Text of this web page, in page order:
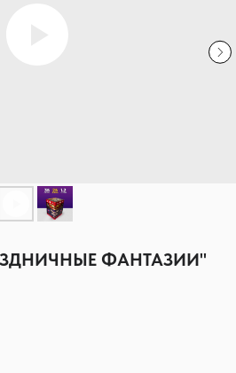
ФАНТАЗИИ"